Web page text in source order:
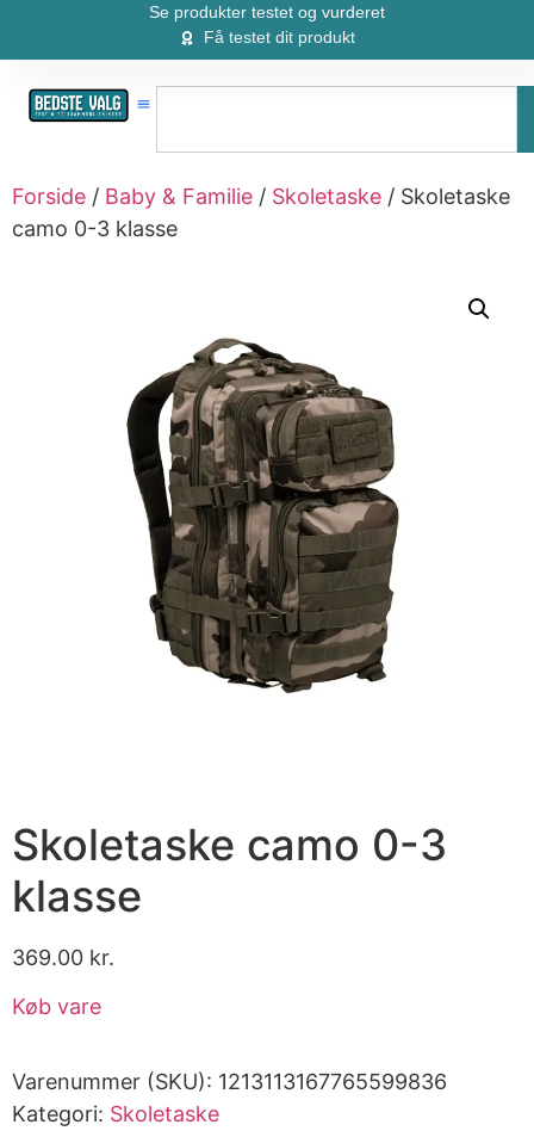
Se produkter testet og vurderet
Få testet dit produkt
Forside / Baby & Familie / Skoletaske / Skoletaske
camo 0-3 klasse
Skoletaske camo 0-3
klasse
369.00 kr.
Køb vare
Varenummer (SKU): 1213113167765599836
Kategori: Skoletaske